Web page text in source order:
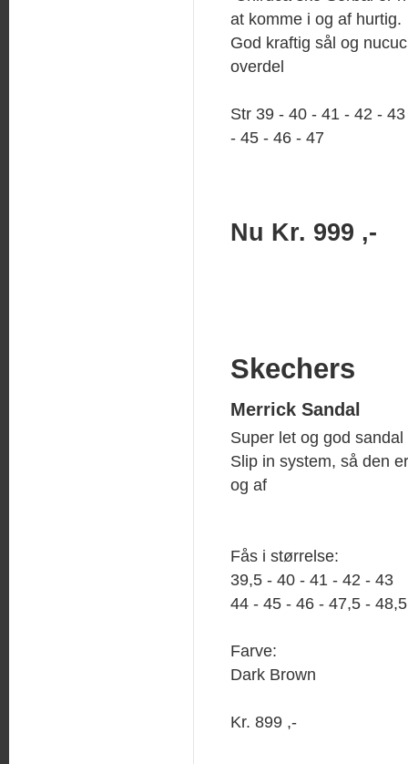
at komme i og af hurtig.
God kraftig sål og
overdel
Str 39 - 40 - 41 - 42 -
- 45 - 46 - 47
Nu Kr. 999 ,-
Skechers
Merrick Sandal
Super let og god
Slip in system, så den
og af
Fås i størrelse:
39,5 - 40 - 41 - 42 - 43
44 - 45 - 46 - 47,5 - 48,5
Farve:
Dark Brown
Kr. 899 ,-